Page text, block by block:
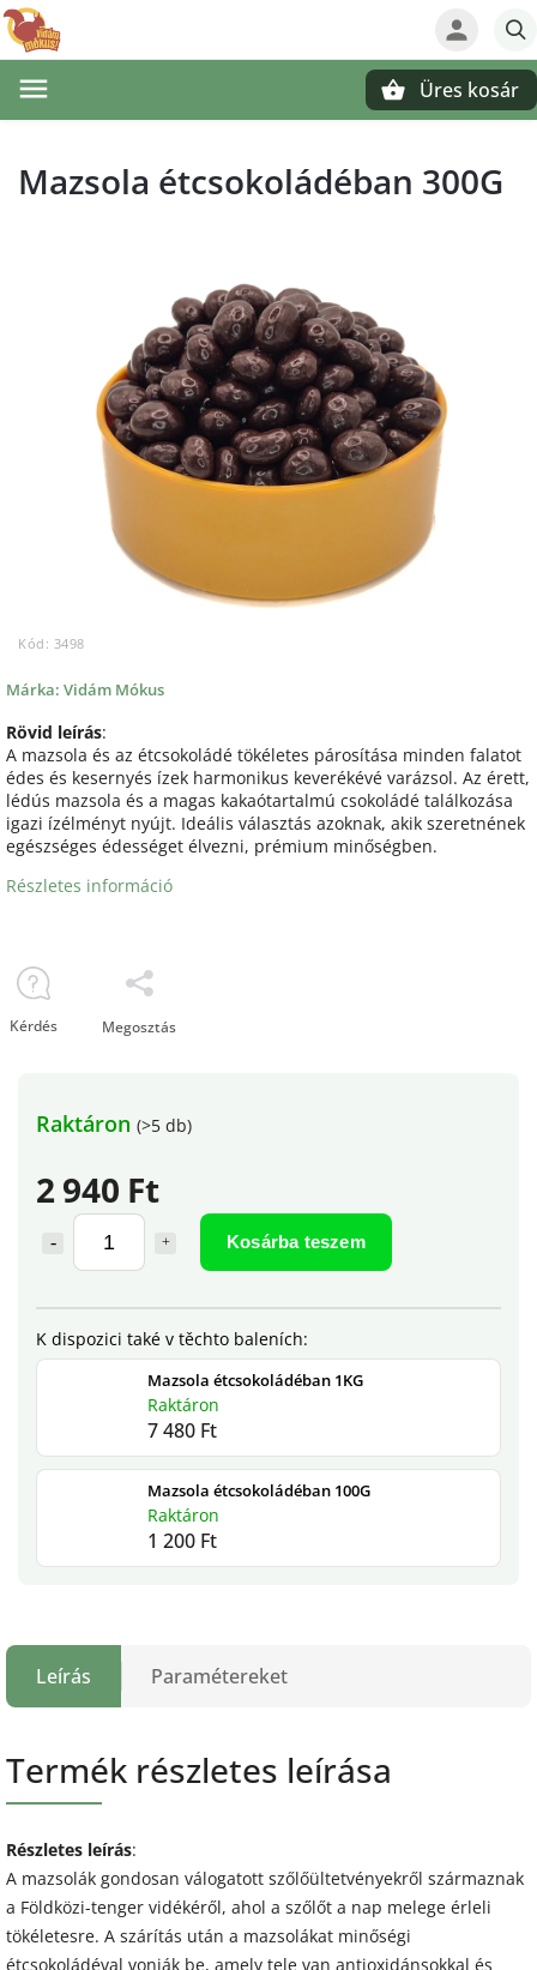
Üres kosár
Mazsola étcsokoládéban 300G
Kód: 3498
Márka: Vidám Mókus
2 940 Ft
Kosárba teszem
Mazsola étcsokoládéban 1KG
Raktáron
7 480 Ft
Mazsola étcsokoládéban 100G
Raktáron
1 200 Ft
Raktáron (>5 db)
Rövid leírás:
A mazsola és az étcsokoládé tökéletes párosítása minden falatot
édes és kesernyés ízek harmonikus keverékévé varázsol. Az érett,
lédús mazsola és a magas kakaótartalmú csokoládé találkozása
igazi ízélményt nyújt. Ideális választás azoknak, akik szeretnének
egészséges édességet élvezni, prémium minőségben.
Részletes információ
Kérdés Megosztás
Leírás Paramétereket
Termék részletes leírása
Részletes leírás:
A mazsolák gondosan válogatott szőlőültetvényekről származnak
a Földközi-tenger vidékéről, ahol a szőlőt a nap melege érleli
tökéletesre. A szárítás után a mazsolákat minőségi
étcsokoládéval vonják be, amely tele van antioxidánsokkal és